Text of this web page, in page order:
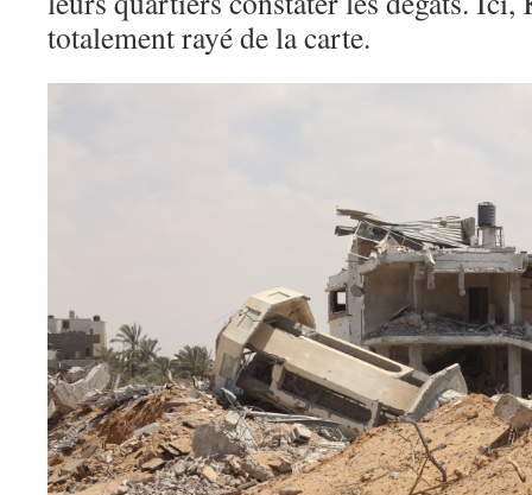
totalement rayé de la carte.